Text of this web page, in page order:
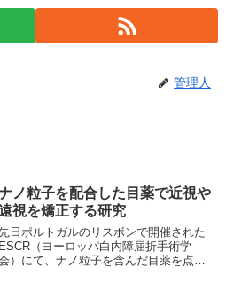
管理人
ノ粒子を配合した目薬で近視や
視を矯正する研究
日ポルトガルのリスボンで開催された
ESCR（ヨーロッパ白内障屈折手術学
）にて、ナノ粒子を含んだ目薬を点眼